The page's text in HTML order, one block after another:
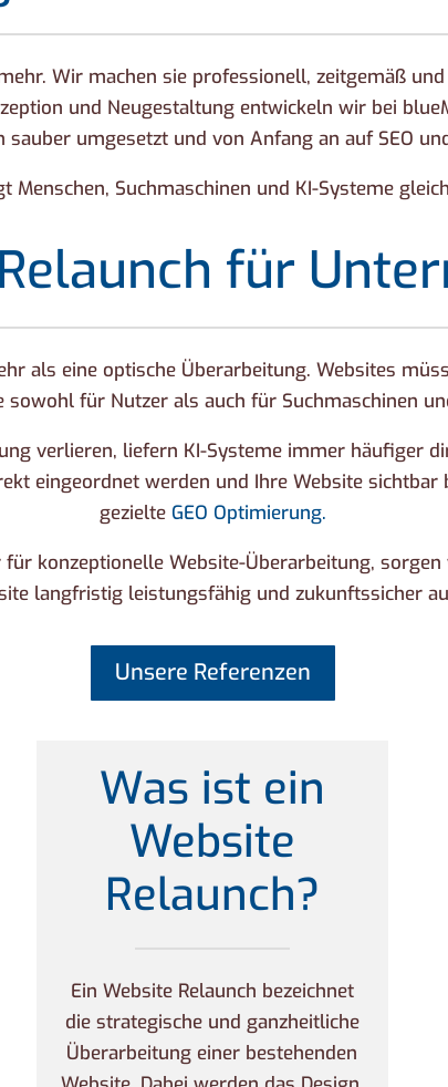
Wir machen sie professionell, zeitgemäß
und Neugestaltung entwickeln wir bei
umgesetzt und von Anfang an auf SEO
Menschen, Suchmaschinen und KI-Systeme
für
als eine optische Überarbeitung. Websites
für Nutzer als auch für Suchmaschinen
verlieren, liefern KI-Systeme immer häufiger
eingeordnet werden und Ihre Website sichtbar
gezielte GEO Optimierung.
konzeptionelle Website-Überarbeitung, sorgen
langfristig leistungsfähig und zukunftssicher
Unsere Referenzen
Was ist ein
Website
Relaunch?
Ein Website Relaunch bezeichnet
die strategische und ganzheitliche
Überarbeitung einer bestehenden